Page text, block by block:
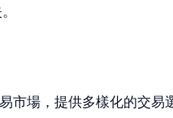
市場，提供多樣化的交